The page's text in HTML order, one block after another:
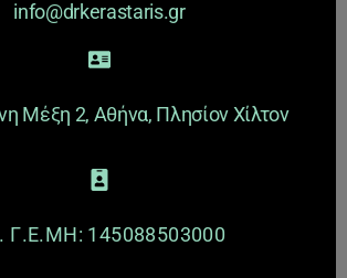
Μέξη 2, Αθήνα, Πλησίον Χίλτον
Γ.Ε.ΜΗ: 145088503000